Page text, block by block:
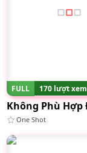
FULL 170 lượt xem
One Shot